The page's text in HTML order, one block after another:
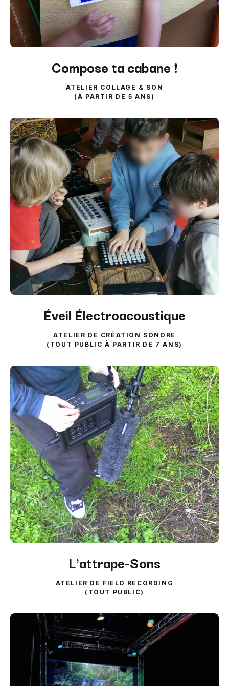
Compose ta cabane !
ATELIER COLLAGE & SON
(À PARTIR DE 5 ANS)
Éveil Électroacoustique
ATELIER DE CRÉATION SONORE
(TOUT PUBLIC À PARTIR DE 7 ANS)
L'attrape-Sons
ATELIER DE FIELD RECORDING
(TOUT PUBLIC)